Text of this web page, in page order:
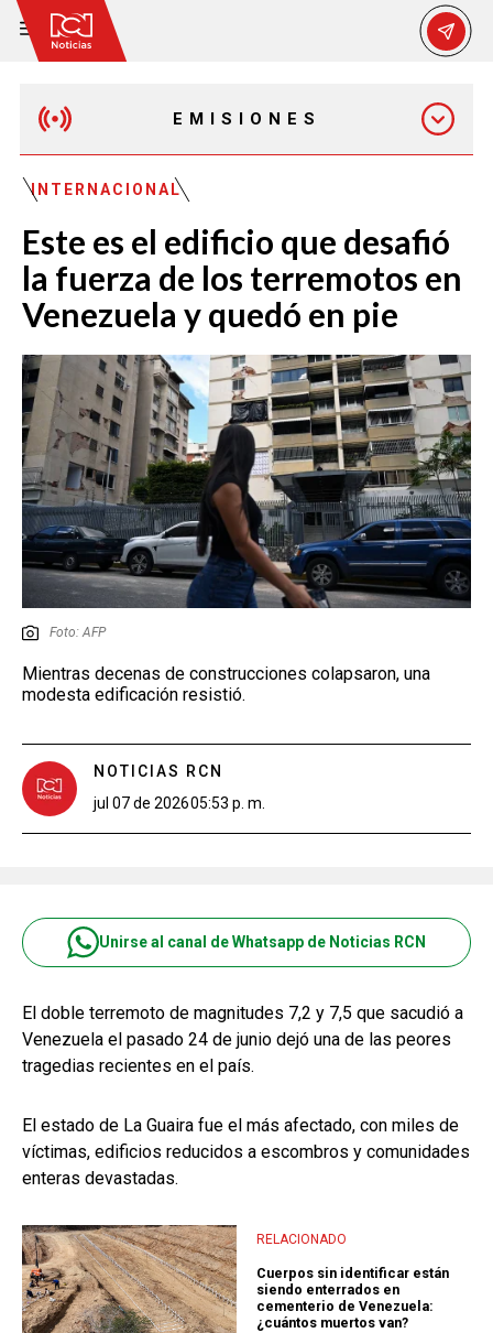
EMISIONES
MAÑANA EXPRESS
EMISIÓN 12:30 PM
EMISIÓN 7:00 PM
EMISIÓN 11:30 PM
INTERNACIONAL
Este es el edificio que desafió
la fuerza de los terremotos en
Venezuela y quedó en pie
Foto: AFP
Mientras decenas de construcciones colapsaron, una
modesta edificación resistió.
NOTICIAS RCN
jul 07 de 202605:53 p. m.
Unirse al canal de Whatsapp de Noticias RCN
El doble terremoto de magnitudes 7,2 y 7,5 que sacudió a
Venezuela el pasado 24 de junio dejó una de las peores
tragedias recientes en el país.
El estado de La Guaira fue el más afectado, con miles de
víctimas, edificios reducidos a escombros y comunidades
enteras devastadas.
RELACIONADO
Cuerpos sin identificar están
siendo enterrados en
cementerio de Venezuela:
¿cuántos muertos van?